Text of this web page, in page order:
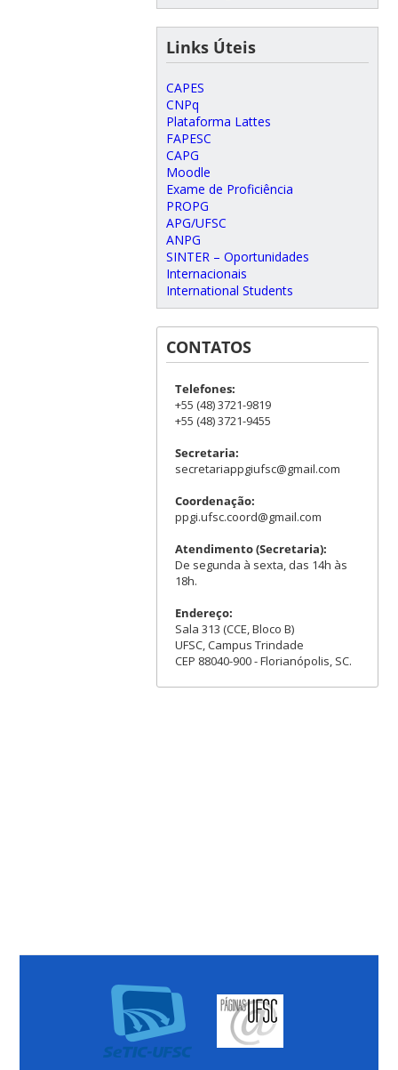
Links Úteis
CAPES
CNPq
Plataforma Lattes
FAPESC
CAPG
Moodle
Exame de Proficiência
PROPG
APG/UFSC
ANPG
SINTER – Oportunidades
Internacionais
International Students
CONTATOS
Telefones:
+55 (48) 3721-9819
+55 (48) 3721-9455
Secretaria:
secretariappgiufsc@gmail.com
Coordenação:
ppgi.ufsc.coord@gmail.com
Atendimento (Secretaria):
De segunda à sexta, das 14h às
18h.
Endereço:
Sala 313 (CCE, Bloco B)
UFSC, Campus Trindade
CEP 88040-900 - Florianópolis, SC.